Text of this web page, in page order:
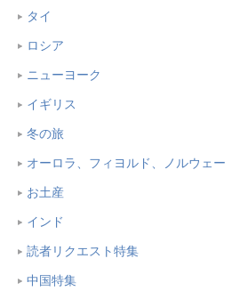
タイ
ロシア
ニューヨーク
イギリス
冬の旅
オーロラ、フィヨルド、ノルウェー
お土産
インド
読者リクエスト特集
中国特集